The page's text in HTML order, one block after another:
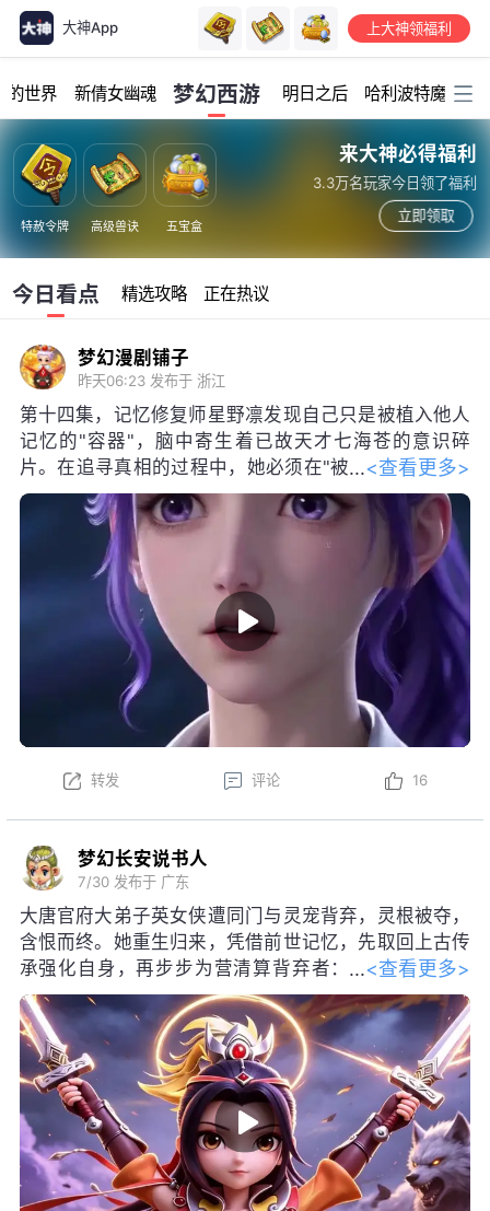
大神App 上大神领福利
的世界 新倩女幽魂 梦幻西游 明日之后 哈利波特魔法觉
特赦令牌 高级兽诀 五宝盒
来大神必得福利
3.3万名玩家今日领了福利
立即领取
今日看点 精选攻略 正在热议
梦幻漫剧铺子
昨天06:23 发布于 浙江
<查看更多>
第十四集，记忆修复师星野凛发现自己只是被植入他人
记忆的"容器"，脑中寄生着已故天才七海苍的意识碎
片。在追寻真相的过程中，她必须在"被
定义的存在"与"自我生成"之间做出选
择，最终与苍达成超越吞噬与牺牲的"共生"。
转发 评论 16
梦幻长安说书人
7/30 发布于 广东
<查看更多>
大唐官府大弟子英女侠遭同门与灵宠背弃，灵根被夺，
含恨而终。她重生归来，凭借前世记忆，先取回上古传
承强化自身，再步步为营清算背弃者：
诛除不忠妖狼，当众惩戒并设计换取师
弟法宝，更揭露假师妹身世使其失去靠山。面对同样重
生归来、修为更高的强敌，她以浩然剑意逆袭取胜。最
终，依靠异术窃取一切的假师妹遭功法反噬，灰飞烟
散。了却因果后，英女侠道心圆满，于五十年后迎来飞
升之机。